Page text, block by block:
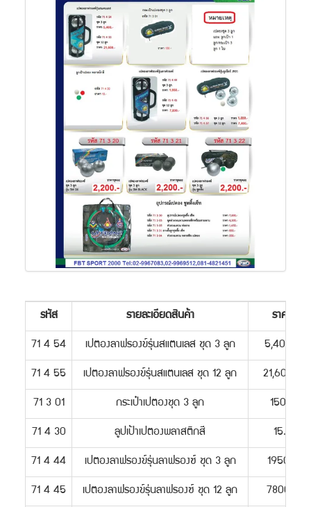
รหัส รายละเอียดสินค้า ราคา
71 4 54 เปตองลาฟรองข์รุ่นสแตนเลส ชุด 3 ลูก 5,400.-
71 4 55 เปตองลาฟรองข์รุ่นสแตนเลส ชุด 12 ลูก 21,600.-
71 3 01 กระเป๋าเปตองชุด 3 ลูก 150.-
71 4 30 ลูปเป้าเปตองพลาสติกสี 15.-
71 4 44 เปตองลาฟรองข์รุ่นลาฟรองซ์ ชุด 3 ลูก 1950.-
71 4 45 เปตองลาฟรองข์รุ่นลาฟรองซ์ ชุด 12 ลูก 7800.-